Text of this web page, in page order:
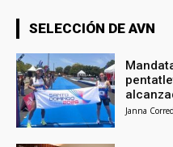
SELECCIÓN DE AVN
Janna